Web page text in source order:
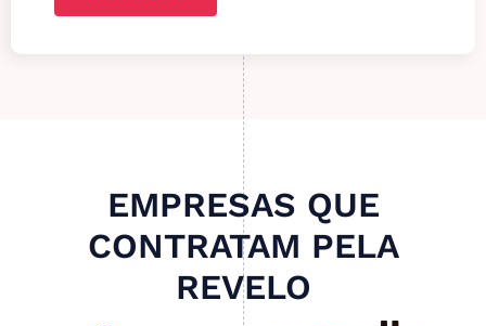
EMPRESAS QUE
CONTRATAM PELA
REVELO